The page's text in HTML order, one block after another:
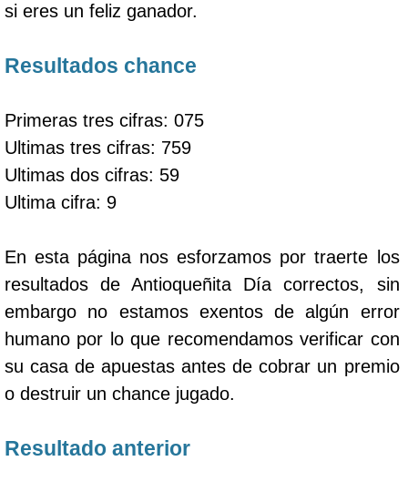
si eres un feliz ganador.
Resultados chance
Primeras tres cifras: 075
Ultimas tres cifras: 759
Ultimas dos cifras: 59
Ultima cifra: 9
En esta página nos esforzamos por traerte los
resultados de Antioqueñita Día correctos, sin
embargo no estamos exentos de algún error
humano por lo que recomendamos verificar con
su casa de apuestas antes de cobrar un premio
o destruir un chance jugado.
Resultado anterior